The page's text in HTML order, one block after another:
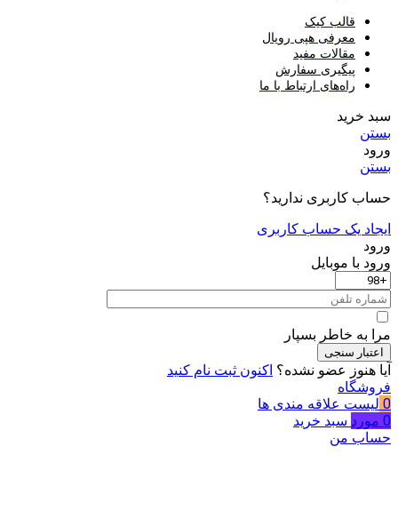
قالب کیک
معرفی هپی رویال
مقالات مفید
پیگیری سفارش
راه‌های ارتباط با ما
سبد خرید
بستن
ورود
بستن
حساب کاربری ندارید؟
ایجاد یک حساب کاربری
ورود
ورود با موبایل
مرا به خاطر بسپار
اعتبار سنجی
آیا هنوز عضو نشده؟ اکنون ثبت نام کنید
فروشگاه
0 لیست علاقه مندی ها
0 مورد سبد خرید
حساب من